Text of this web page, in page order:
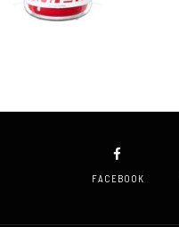
FACEBOOK